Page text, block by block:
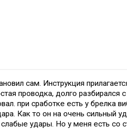
сам. Инструкция
проводка, долго разбирался
при сработке есть у брелка
Как то он на очень сильный
удары. Но у меня есть со